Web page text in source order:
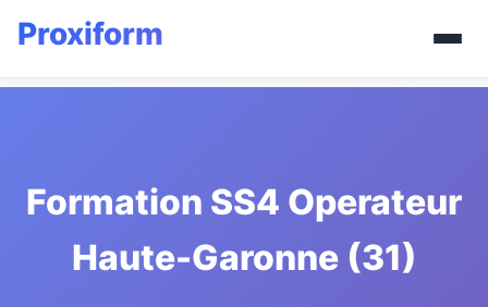
Formation SS4 Operateur
Haute-Garonne (31)